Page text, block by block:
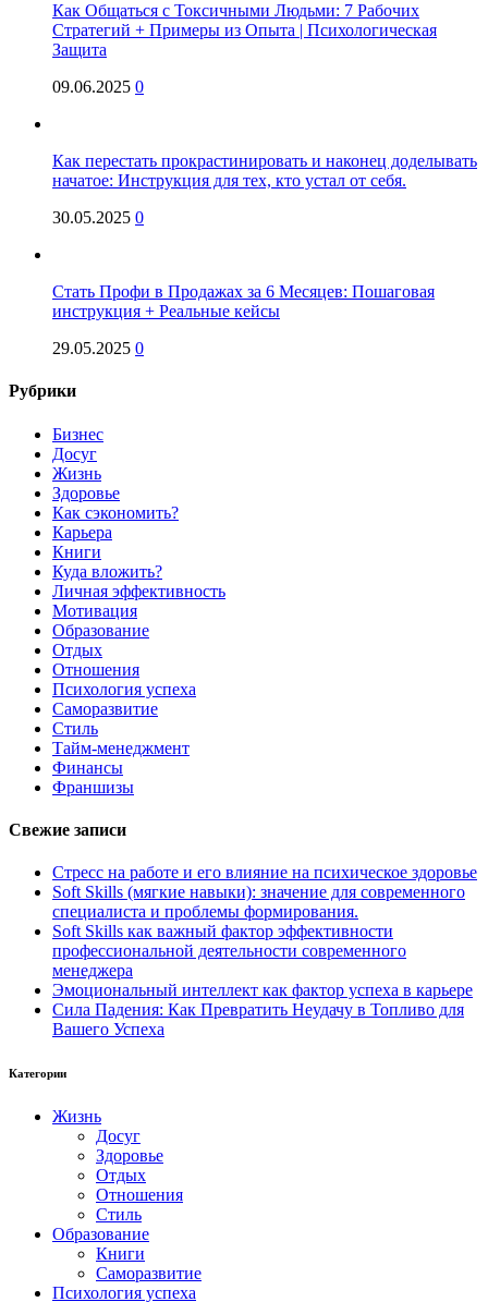
Как Общаться с Токсичными Людьми: 7 Рабочих
Стратегий + Примеры из Опыта | Психологическая
Защита
09.06.2025 0
Как перестать прокрастинировать и наконец доделывать
начатое: Инструкция для тех, кто устал от себя.
30.05.2025 0
Стать Профи в Продажах за 6 Месяцев: Пошаговая
инструкция + Реальные кейсы
29.05.2025 0
Рубрики
Бизнес
Досуг
Жизнь
Здоровье
Как сэкономить?
Карьера
Книги
Куда вложить?
Личная эффективность
Мотивация
Образование
Отдых
Отношения
Психология успеха
Саморазвитие
Стиль
Тайм-менеджмент
Финансы
Франшизы
Свежие записи
Стресс на работе и его влияние на психическое здоровье
Soft Skills (мягкие навыки): значение для современного
специалиста и проблемы формирования.
Soft Skills как важный фактор эффективности
профессиональной деятельности современного
менеджера
Эмоциональный интеллект как фактор успеха в карьере
Сила Падения: Как Превратить Неудачу в Топливо для
Вашего Успеха
Категории
Жизнь
Досуг
Здоровье
Отдых
Отношения
Стиль
Образование
Книги
Саморазвитие
Психология успеха